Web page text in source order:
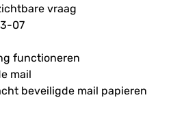
vraag
07
functioneren
mail
beveiligde mail papieren